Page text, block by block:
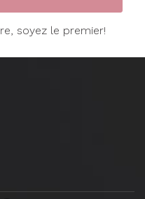
soyez le premier!